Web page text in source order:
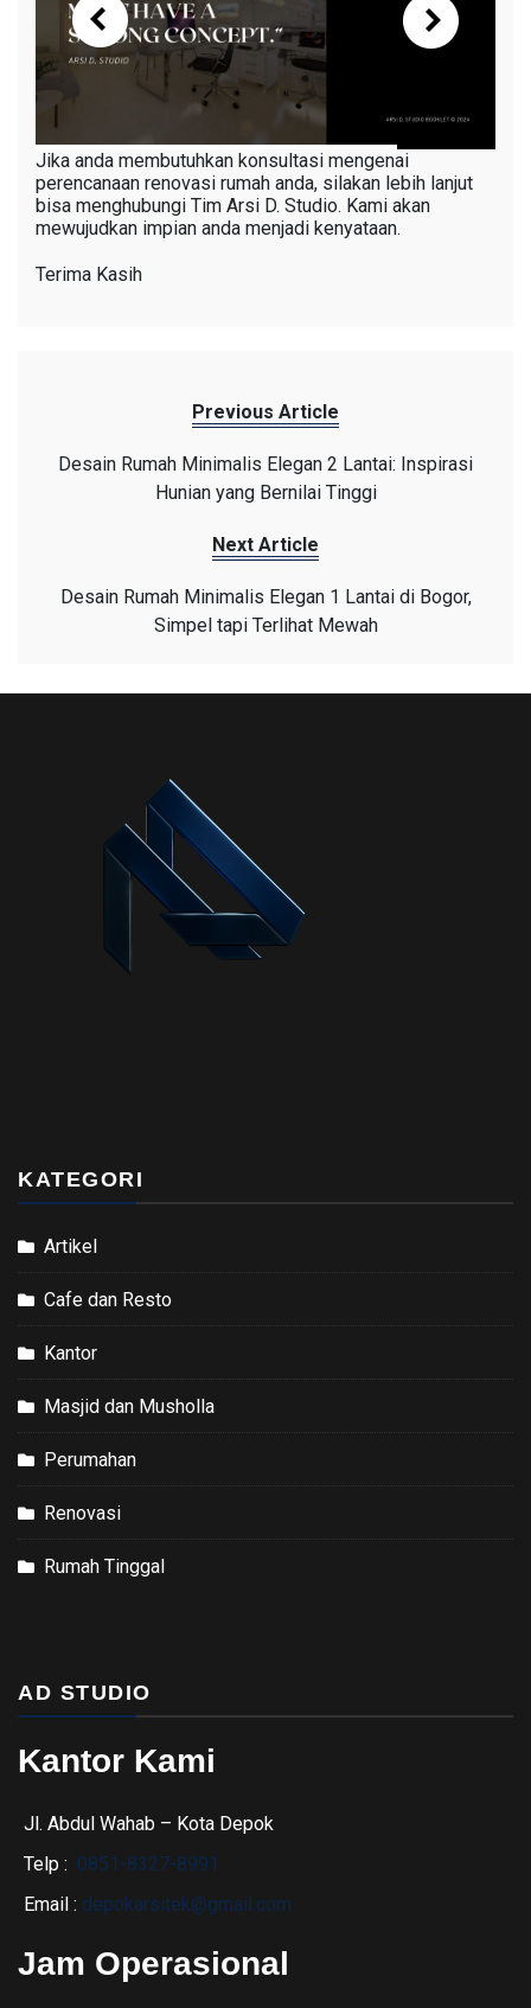
Jika anda membutuhkan konsultasi mengenai
perencanaan renovasi rumah anda, silakan lebih lanjut
bisa menghubungi Tim Arsi D. Studio. Kami akan
mewujudkan impian anda menjadi kenyataan.
Terima Kasih
Previous Article
Desain Rumah Minimalis Elegan 2 Lantai: Inspirasi
Hunian yang Bernilai Tinggi
Next Article
Desain Rumah Minimalis Elegan 1 Lantai di Bogor,
Simpel tapi Terlihat Mewah
KATEGORI
Artikel
Cafe dan Resto
Kantor
Masjid dan Musholla
Perumahan
Renovasi
Rumah Tinggal
AD STUDIO
Kantor Kami
Jl. Abdul Wahab – Kota Depok
Telp : 0851-8327-8991
Email : depokarsitek@gmail.com
Jam Operasional